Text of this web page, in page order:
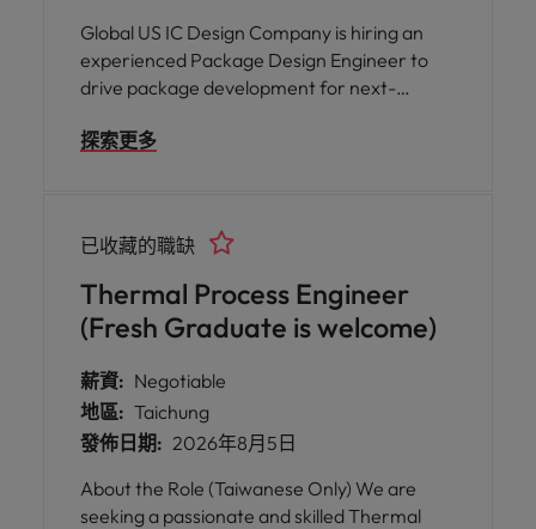
Global US IC Design Company is hiring an
experienced Package Design Engineer to
drive package development for next-
role involves end-to-end package design,
ensuring product performance,
manufacturability, and reliability. I
探索更多
Thermal Process Engineer
(Fresh Graduate is welcome)
已收藏的職缺
薪資: Negotiable
地區: Taichung
發佈日期: 2026年8月5日
About the Role (Taiwanese Only) We are
seeking a passionate and skilled Thermal